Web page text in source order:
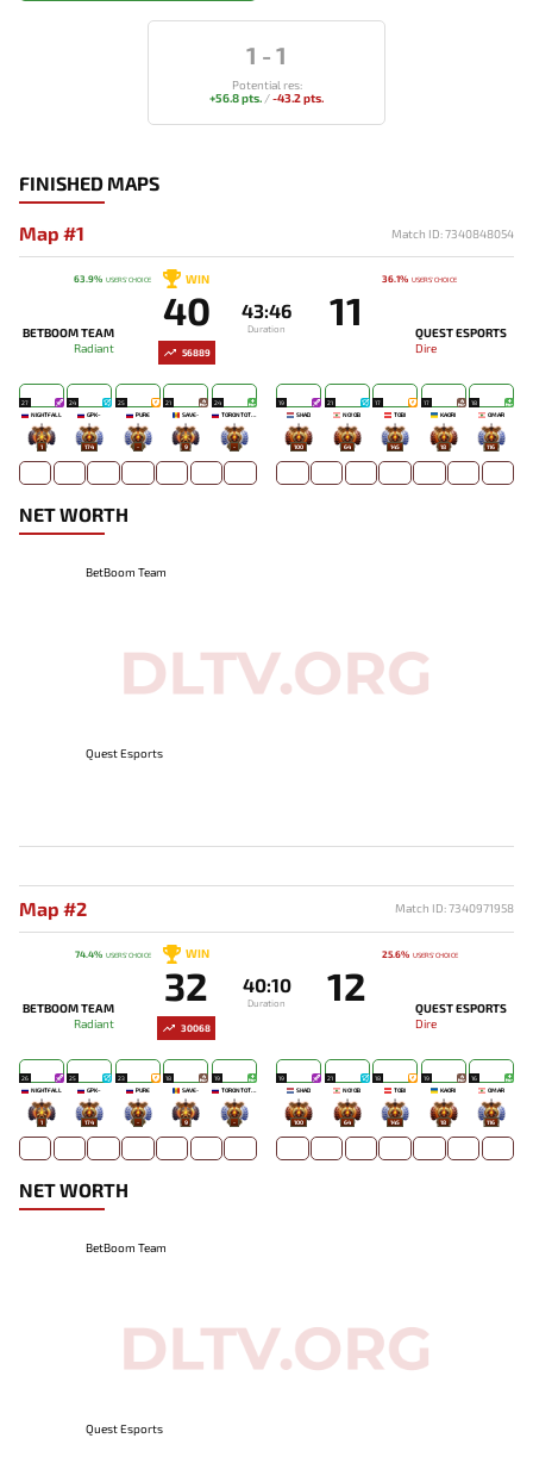
1 - 1
Potential res:
+56.8 pts. /-43.2 pts.
FINISHED MAPS
Map #1 Match ID: 7340848054
63.9% USERS' CHOICE
56889
BETBOOM TEAM
Radiant
WIN
40 43:46
Duration 11
QUEST ESPORTS
Dire
36.1% USERS' CHOICE
27
NIGHTFALL
1
24
GPK~
174
25
PURE
-
21
SAVE-
9
24
TORONTOTOKYO
-
19
SHAD
100
21
NO!OB
64
17
TOBI
145
17
KAORI
18
18
OMAR
116
NET WORTH
BetBoom Team
Quest Esports
Map #2 Match ID: 7340971958
74.4% USERS' CHOICE
30068
BETBOOM TEAM
Radiant
WIN
32 40:10
Duration 12
QUEST ESPORTS
Dire
25.6% USERS' CHOICE
26
NIGHTFALL
1
25
GPK~
174
23
PURE
-
18
SAVE-
9
19
TORONTOTOKYO
-
19
SHAD
100
21
NO!OB
64
18
TOBI
145
19
KAORI
18
16
OMAR
116
NET WORTH
BetBoom Team
Quest Esports